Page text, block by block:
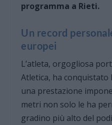
programma a Rieti.
Un record
europei
L’atleta, orgogliosa
Atletica, ha
una prestazione
metri non solo le ha
gradino più alto del